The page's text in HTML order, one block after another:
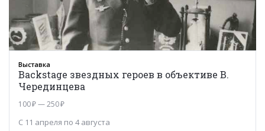
Выставка
Backstage звездных героев в объективе В.
Черединцева
100 ₽ — 250 ₽
С 11 апреля по 4 августа